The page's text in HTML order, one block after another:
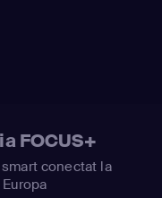
FOCUS+
conectat la